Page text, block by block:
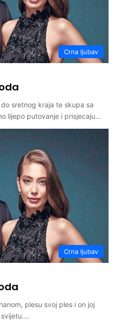
Crna ljubav
sretnog kraja te skupa sa
lijepo putovanje i prisjecaju…
Crna ljubav
plesu svoj ples i on joj
svijetu.…